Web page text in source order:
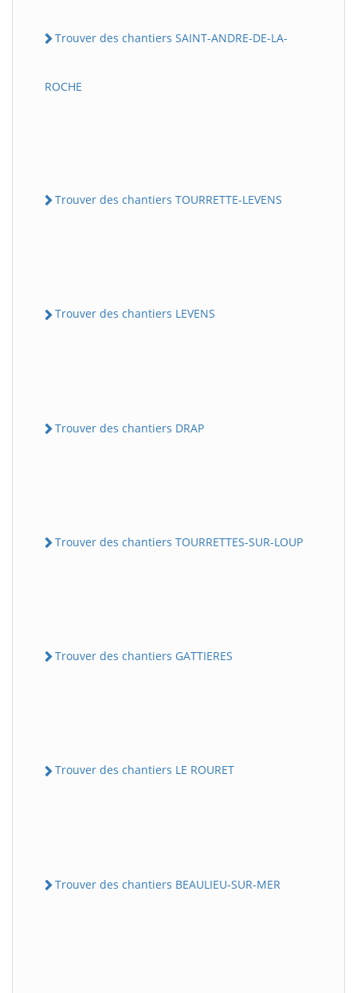
Trouver des chantiers SAINT-ANDRE-DE-LA-
ROCHE
Trouver des chantiers TOURRETTE-LEVENS
Trouver des chantiers LEVENS
Trouver des chantiers DRAP
Trouver des chantiers TOURRETTES-SUR-LOUP
Trouver des chantiers GATTIERES
Trouver des chantiers LE ROURET
Trouver des chantiers BEAULIEU-SUR-MER